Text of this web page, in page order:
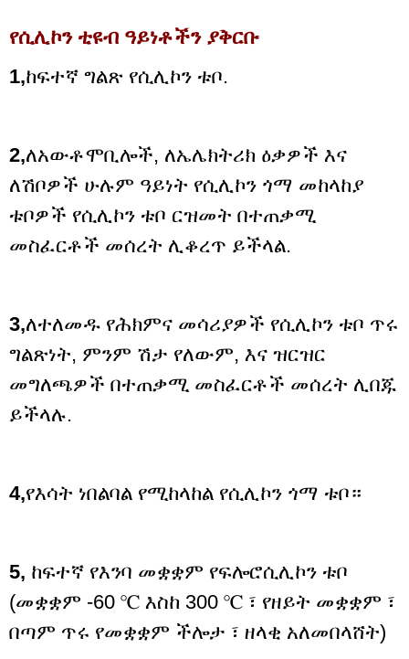
የሲሊኮን ቲዩብ ዓይነቶችን ያቅርቡ
1,ከፍተኛ ግልጽ የሲሊኮን ቱቦ.
2,ለአውቶሞቢሎች, ለኤሌክትሪክ ዕቃዎች እና
ለሽቦዎች ሁሉም ዓይነት የሲሊኮን ጎማ መከላከያ
ቱቦዎች የሲሊኮን ቱቦ ርዝመት በተጠቃሚ
መስፈርቶች መሰረት ሊቆረጥ ይችላል.
3,ለተለመዱ የሕክምና መሳሪያዎች የሲሊኮን ቱቦ ጥሩ
ግልጽነት, ምንም ሽታ የለውም, እና ዝርዝር
መግለጫዎች በተጠቃሚ መስፈርቶች መሰረት ሊበጁ
ይችላሉ.
4,የእሳት ነበልባል የሚከላከል የሲሊኮን ጎማ ቱቦ።
5, ከፍተኛ የእንባ መቋቋም የፍሎሮሲሊኮን ቱቦ
(መቋቋም -60 ℃ እስከ 300 ℃ ፣ የዘይት መቋቋም ፣
በጣም ጥሩ የመቋቋም ችሎታ ፣ ዘላቂ አለመበላሸት)